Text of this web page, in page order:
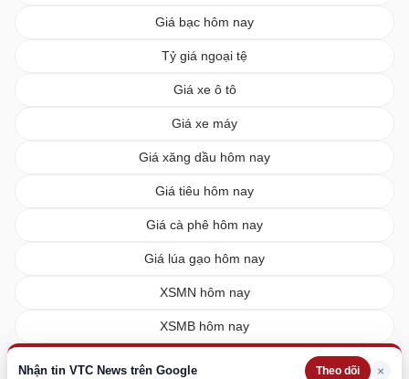
Nhận tin VTC News trên Google Theo dõi ×
Giá bạc hôm nay
Tỷ giá ngoại tệ
Giá xe ô tô
Giá xe máy
Giá xăng dầu hôm nay
Giá tiêu hôm nay
Giá cà phê hôm nay
Giá lúa gạo hôm nay
XSMN hôm nay
XSMB hôm nay